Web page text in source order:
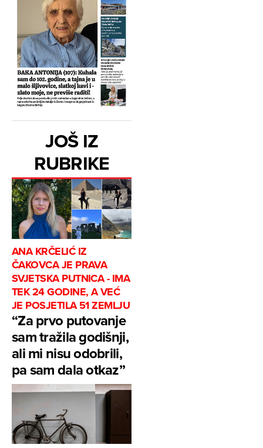
JOŠ IZ
RUBRIKE
ANA KRČELIĆ IZ
ČAKOVCA JE PRAVA
SVJETSKA PUTNICA - IMA
TEK 24 GODINE, A VEĆ
JE POSJETILA 51 ZEMLJU
“Za prvo putovanje
sam tražila godišnji,
ali mi nisu odobrili,
pa sam dala otkaz”